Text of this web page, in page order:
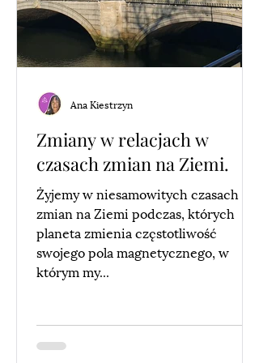
Zmiany w relacjach w
czasach zmian na Ziemi.
Żyjemy w niesamowitych czasach
zmian na Ziemi podczas, których
planeta zmienia częstotliwość
swojego pola magnetycznego, w
którym my...
Ana Kiestrzyn